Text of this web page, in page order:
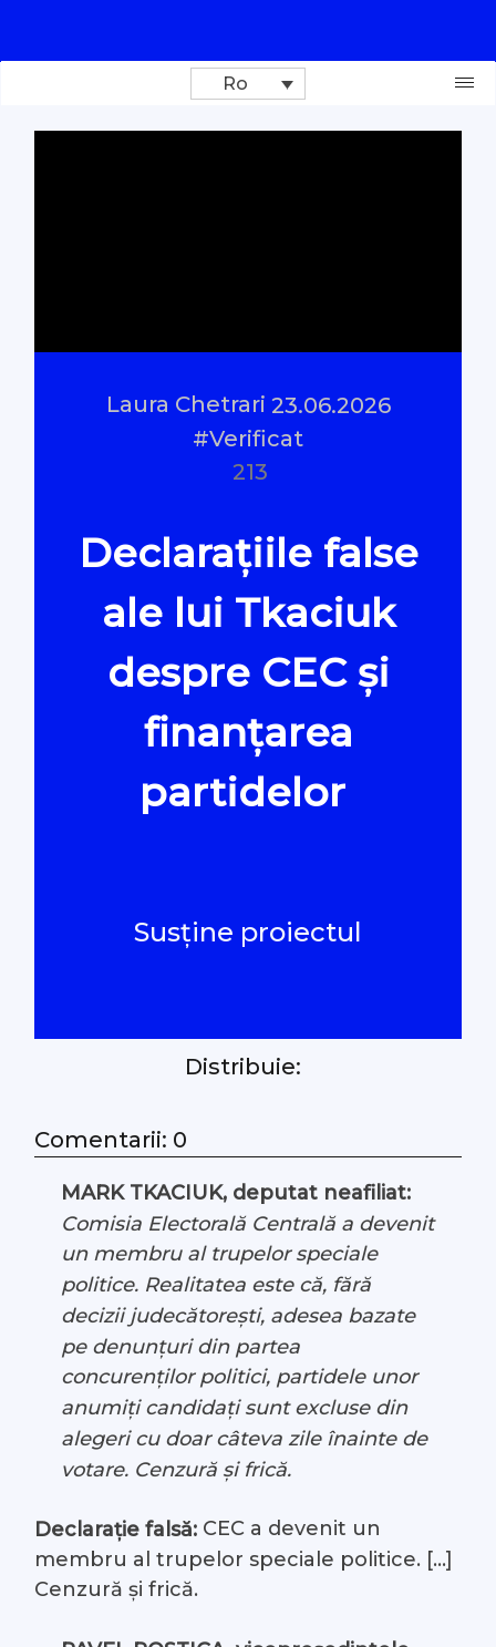
Documentare
Oamenii Legii
#Verificat
#PeScurt din Parlament
Contacte
Ro
Laura Chetrari 23.06.2026
#Verificat
213
Declarațiile false
ale lui Tkaciuk
despre CEC și
finanțarea
partidelor
Susține proiectul
Distribuie:
Comentarii: 0
MARK TKACIUK, deputat neafiliat:
Comisia Electorală Centrală a devenit
un membru al trupelor speciale
politice. Realitatea este că, fără
decizii judecătorești, adesea bazate
pe denunțuri din partea
concurenților politici, partidele unor
anumiți candidați sunt excluse din
alegeri cu doar câteva zile înainte de
votare. Cenzură și frică.
Declarație falsă: CEC a devenit un
membru al trupelor speciale politice. […]
Cenzură și frică.